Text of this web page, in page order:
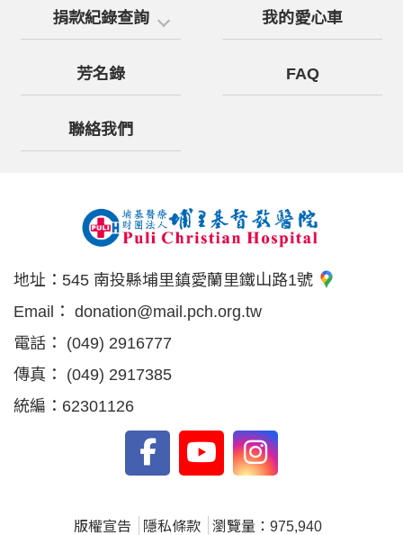
捐款紀錄查詢 我的愛心車
芳名錄 FAQ
聯絡我們
地址： 545 南投縣埔里鎮愛蘭里鐵山路1號
Email： donation@mail.pch.org.tw
電話：
(049) 2916777
傳真：
(049) 2917385
統編：62301126
版權宣告 隱私條款 瀏覽量：975,940